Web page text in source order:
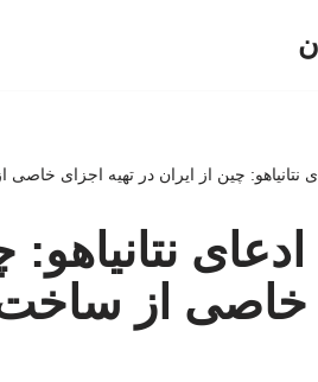
نتانیاهو: چین از ایران در تهیه اجزای
ادعای
خاصی از